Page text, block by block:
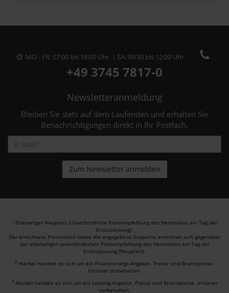
MO - FR: 07:00 bis 18:00 Uhr | SA: 09:30 bis 12:00 Uhr
+49 3745 7817-0
Newsletteranmeldung
Bleiben Sie stets auf dem Laufenden und erhalten Sie
Benachrichtigungen direkt in Ihr Postfach.
1 Ehemaliger Neupreis (Unverbindliche Preisempfehlung des Herstellers am Tag der
Erstzulassung).
Der errechnete Preisvorteil sowie die angegebene Ersparnis errechnet sich gegenüber
der ehemaligen unverbindlichen Preisempfehlung des Herstellers am Tag der
Erstzulassung (Neupreis).
2 Hierbei handelt es sich um ein Finanzierungs-Angebot. Preise sind Bruttopreise.
Irrtümer vorbehalten.
3 Hierbei handelt es sich um ein Leasing-Angebot. Preise sind Bruttopreise. Irrtümer
vorbehalten.